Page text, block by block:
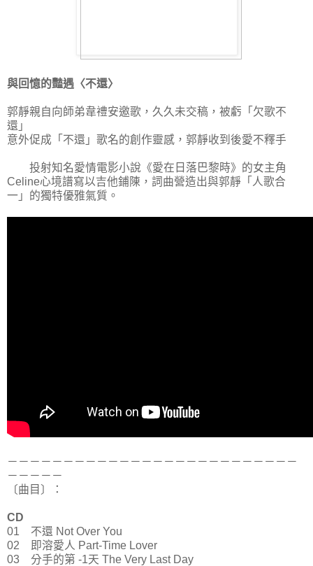
與回憶的豔遇〈不還〉
郭靜親自向師弟韋禮安邀歌，久久未交稿，被虧「欠歌不
還」
意外促成「不還」歌名的創作靈感，郭靜收到後愛不釋手
投射知名愛情電影小說《愛在日落巴黎時》的女主角
Celine心境譜寫以吉他鋪陳，詞曲營造出與郭靜「人歌合
一」的獨特優雅氣質。
－－－－－－－－－－－－－－－－－－－－－－－－－－
－－－－－
〔曲目〕：
CD
01 不還 Not Over You
02 即溶愛人 Part-Time Lover
03 分手的第 -1天 The Very Last Day